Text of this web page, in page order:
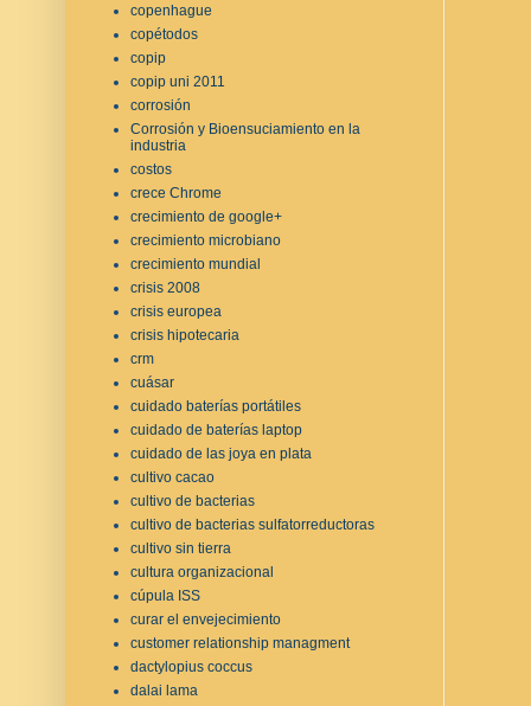
copenhague
copétodos
copip
copip uni 2011
corrosión
Corrosión y Bioensuciamiento en la
industria
costos
crece Chrome
crecimiento de google+
crecimiento microbiano
crecimiento mundial
crisis 2008
crisis europea
crisis hipotecaria
crm
cuásar
cuidado baterías portátiles
cuidado de baterías laptop
cuidado de las joya en plata
cultivo cacao
cultivo de bacterias
cultivo de bacterias sulfatorreductoras
cultivo sin tierra
cultura organizacional
cúpula ISS
curar el envejecimiento
customer relationship managment
dactylopius coccus
dalai lama